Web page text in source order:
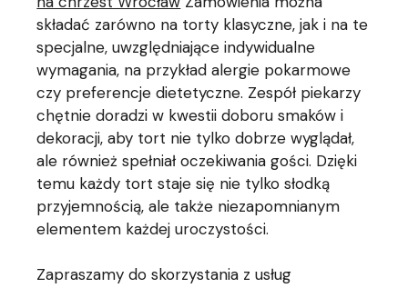
składać zarówno na torty klasyczne, jak i na te
specjalne, uwzględniające indywidualne
wymagania, na przykład alergie pokarmowe
czy preferencje dietetyczne. Zespół piekarzy
chętnie doradzi w kwestii doboru smaków i
dekoracji, aby tort nie tylko dobrze wyglądał,
ale również spełniał oczekiwania gości. Dzięki
temu każdy tort staje się nie tylko słodką
przyjemnością, ale także niezapomnianym
elementem każdej uroczystości.
Zapraszamy do skorzystania z usług